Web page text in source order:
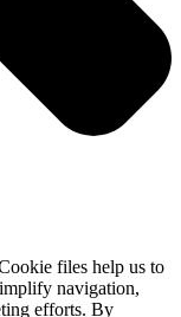
files help us to
navigation,
efforts. By